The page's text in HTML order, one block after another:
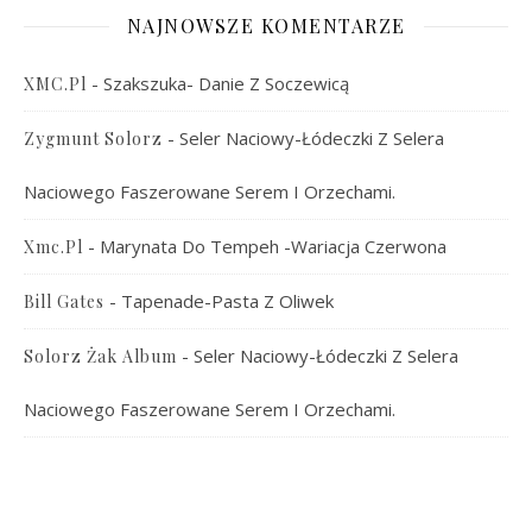
NAJNOWSZE KOMENTARZE
XMC.pl - Szakszuka- Danie Z Soczewicą
Zygmunt Solorz - Seler Naciowy-Łódeczki Z Selera
Naciowego Faszerowane Serem I Orzechami.
Xmc.pl - Marynata Do Tempeh -wariacja Czerwona
Bill Gates - Tapenade-Pasta Z Oliwek
Solorz Żak Album - Seler Naciowy-Łódeczki Z Selera
Naciowego Faszerowane Serem I Orzechami.